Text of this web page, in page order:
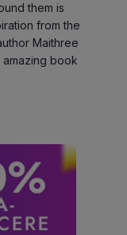
them is
from the
Maithree
book